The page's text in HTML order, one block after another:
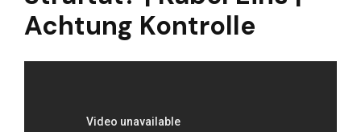
Achtung Kontrolle